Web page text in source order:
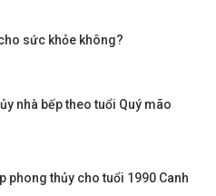
sức khỏe không?
nhà bếp theo tuổi Quý mão
phong thủy cho tuổi 1990 Canh